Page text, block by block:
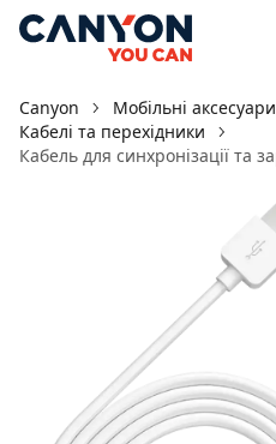
Canyon
Мобільні аксесуари
Кабелі та перехідники